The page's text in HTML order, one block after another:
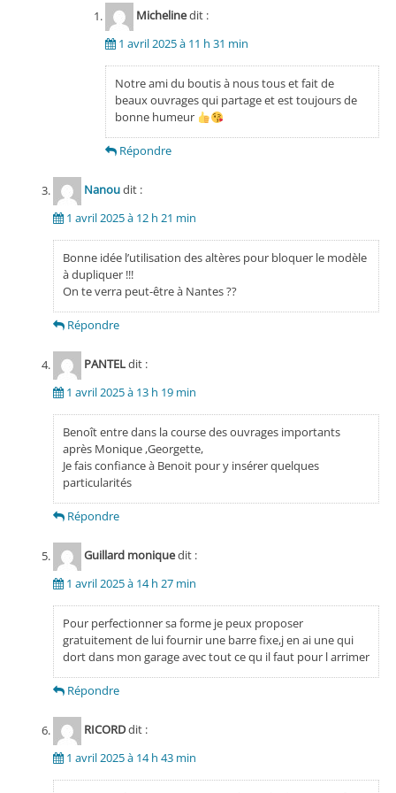
Michelinedit :
1 avril 2025 à 11 h 31 min
Notre ami du boutis à nous tous et fait de
beaux ouvrages qui partage et est toujours de
bonne humeur
Répondre
Nanoudit :
1 avril 2025 à 12 h 21 min
Bonne idée l’utilisation des altères pour bloquer le modèle
à dupliquer !!!
On te verra peut-être à Nantes ??
Répondre
PANTELdit :
1 avril 2025 à 13 h 19 min
Benoît entre dans la course des ouvrages importants
après Monique ,Georgette,
Je fais confiance à Benoit pour y insérer quelques
particularités
Répondre
Guillard moniquedit :
1 avril 2025 à 14 h 27 min
Pour perfectionner sa forme je peux proposer
gratuitement de lui fournir une barre fixe,j en ai une qui
dort dans mon garage avec tout ce qu il faut pour l arrimer
Répondre
RICORDdit :
1 avril 2025 à 14 h 43 min